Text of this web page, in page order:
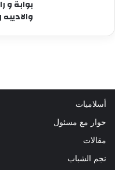
بوابة و
أسلاميات
حوار مع مسئول
مقالات
نجم الشباب